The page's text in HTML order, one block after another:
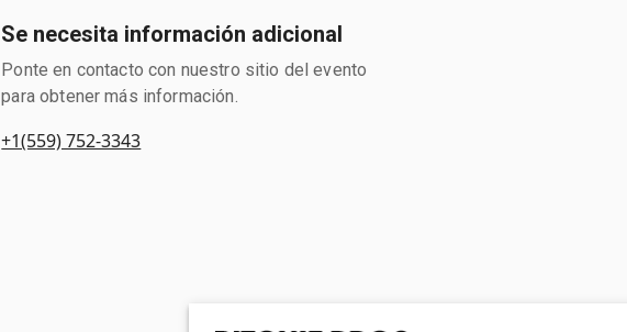
Se necesita información adicional
Ponte en contacto con nuestro sitio del evento
para obtener más información.
+1(559) 752-3343